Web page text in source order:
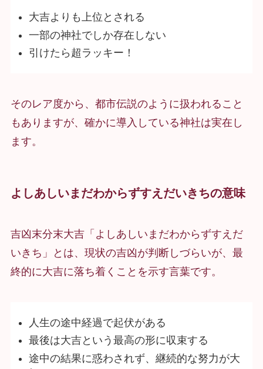
大吉よりも上位とされる
一部の神社でしか存在しない
引けたら超ラッキー！
そのレア度から、都市伝説のように扱われること
もありますが、確かに導入している神社は実在し
ます。
よしあしいまだわからずすえだいきちの意味
吉凶末分末大吉「よしあしいまだわからずすえだ
いきち」とは、現状の吉凶が判断しづらいが、最
終的に大吉に落ち着くことを示す言葉です。
人生の途中経過で起伏がある
最後は大吉という最高の形に収束する
途中の結果に惑わされず、継続的な努力が大